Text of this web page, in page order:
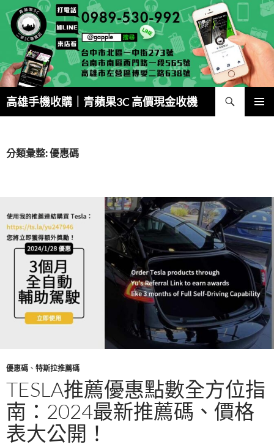
至
內
容
高雄手機收購｜青蘋果3C 高價現金收機
搜
尋
分類彙整: 優惠碼
優惠碼 、 特斯拉推薦碼
TESLA推薦優惠點數全方位指
南：2024最新推薦碼、價格
表大公開！